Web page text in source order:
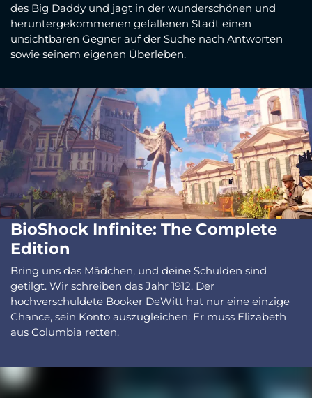
des Big Daddy und jagt in der wunderschönen und
heruntergekommenen gefallenen Stadt einen
unsichtbaren Gegner auf der Suche nach Antworten
sowie seinem eigenen Überleben.
BioShock Infinite: The Complete
Edition
Bring uns das Mädchen, und deine Schulden sind
getilgt. Wir schreiben das Jahr 1912. Der
hochverschuldete Booker DeWitt hat nur eine einzige
Chance, sein Konto auszugleichen: Er muss Elizabeth
aus Columbia retten.